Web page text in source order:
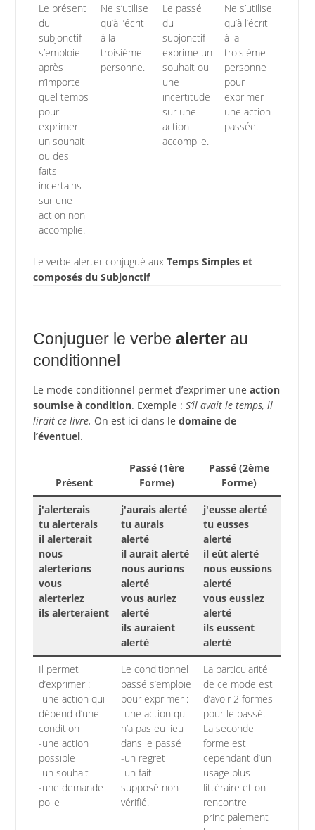
Le présent
du
subjonctif
s’emploie
après
n’importe
quel temps
pour
exprimer
un souhait
ou des
faits
incertains
sur une
action non
accomplie.
Ne s’utilise
qu’à l’écrit
à la
troisième
personne.
Le passé
du
subjonctif
exprime un
souhait ou
une
incertitude
sur une
action
accomplie.
Ne s’utilise
qu’à l’écrit
à la
troisième
personne
pour
exprimer
une action
passée.
Le verbe alerter conjugué aux Temps Simples et
composés du Subjonctif
Conjuguer le verbe alerterau
conditionnel
Le mode conditionnel permet d’exprimer une action
soumise à condition. Exemple : S’il avait le temps, il
lirait ce livre. On est ici dans le domaine de
l’éventuel.
Présent
Passé (1ère
Forme)
Passé (2ème
Forme)
j'alerterais
tu alerterais
il alerterait
nous
alerterions
vous
alerteriez
ils alerteraient
j'aurais alerté
tu aurais
alerté
il aurait alerté
nous aurions
alerté
vous auriez
alerté
ils auraient
alerté
j'eusse alerté
tu eusses
alerté
il eût alerté
nous eussions
alerté
vous eussiez
alerté
ils eussent
alerté
Il permet
d’exprimer :
-une action qui
dépend d’une
condition
-une action
possible
-un souhait
-une demande
polie
Le conditionnel
passé s’emploie
pour exprimer :
-une action qui
n’a pas eu lieu
dans le passé
-un regret
-un fait
supposé non
vérifié.
La particularité
de ce mode est
d’avoir 2 formes
pour le passé.
La seconde
forme est
cependant d’un
usage plus
littéraire et on
rencontre
principalement